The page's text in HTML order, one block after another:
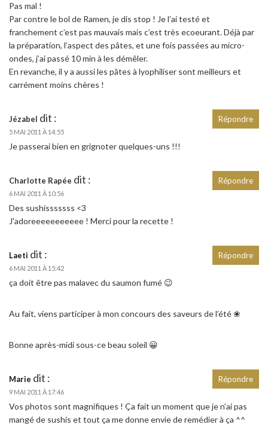
Pas mal !
Par contre le bol de Ramen, je dis stop ! Je l’ai testé et
franchement c’est pas mauvais mais c’est très ecoeurant. Déjà par
la préparation, l’aspect des pâtes, et une fois passées au micro-
ondes, j’ai passé 10 min à les démêler.
En revanche, il y a aussi les pâtes à lyophiliser sont meilleurs et
carrément moins chères !
Jézabel dit :
5 MAI 2011 À 14:55
Je passerai bien en grignoter quelques-uns !!!
Répondre
Charlotte Rapée dit :
6 MAI 2011 À 10:56
Des sushisssssss <3
J'adoreeeeeeeeeee ! Merci pour la recette !
Répondre
Laeti dit :
6 MAI 2011 À 15:42
ça doit être pas malavec du saumon fumé 😉
Au fait, viens participer à mon concours des saveurs de l’été ❀
Bonne après-midi sous-ce beau soleil 😀
Répondre
Marie dit :
9 MAI 2011 À 17:46
Vos photos sont magnifiques ! Ça fait un moment que je n’ai pas
mangé de sushis et tout ça me donne envie de remédier à ça ^^
Répondre